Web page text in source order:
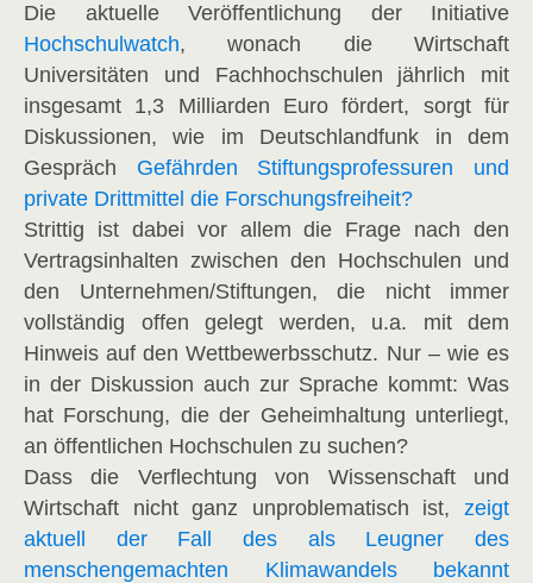
Die aktuelle Veröffentlichung der Initiative
Hochschulwatch, wonach die Wirtschaft
Universitäten und Fachhochschulen jährlich mit
insgesamt 1,3 Milliarden Euro fördert, sorgt für
Diskussionen, wie im Deutschlandfunk in dem
Gespräch Gefährden Stiftungsprofessuren und
private Drittmittel die Forschungsfreiheit?
Strittig ist dabei vor allem die Frage nach den
Vertragsinhalten zwischen den Hochschulen und
den Unternehmen/Stiftungen, die nicht immer
vollständig offen gelegt werden, u.a. mit dem
Hinweis auf den Wettbewerbsschutz. Nur – wie es
in der Diskussion auch zur Sprache kommt: Was
hat Forschung, die der Geheimhaltung unterliegt,
an öffentlichen Hochschulen zu suchen?
Dass die Verflechtung von Wissenschaft und
Wirtschaft nicht ganz unproblematisch ist, zeigt
aktuell der Fall des als Leugner des
menschengemachten Klimawandels bekannt